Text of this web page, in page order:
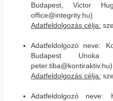
Budapest, Victor
office@integrity.hu)
Adatfeldolgozás célja:
Adatfeldolgozó neve:
Budapest
peter.tiba@kontiraktiv.hu)
Adatfeldolgozás célja:
Adatfeldolgozó neve: